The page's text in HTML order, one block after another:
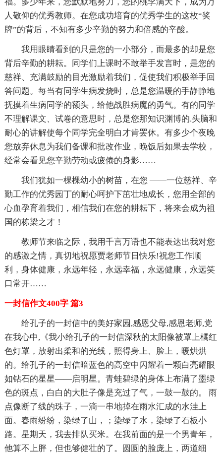
人敬仰的优秀教师。在您成功培育的优秀学生的这枚“奖
牌”的背后，不知有多少辛勤的努力和倍感的辛酸。
我用眼睛看到的只是您的一小部分，而最多的却是您
背后辛勤的耕耘。同学们上课时不敢举手发言时，是您的
慈祥、充满鼓励的目光激励着我们，促使我们积极举手回
答问题。每当有同学生病发烧时，总是您温暖的手静静地
抚摸着生病同学的额头，给他战胜病魔的勇气。有的同学
不理解课文、试卷的意思时，总是您那知识渊博的.头脑和
耐心的讲解使每个同学完全明白才肯罢休。有多少个夜晚
您放弃休息为我们备课和批改作业，晚饭后如果去学校，
经常会看见您辛勤劳动或疲倦的身影……
我们犹如一棵棵幼小的树苗，在您 ——一位慈祥、辛
勤工作的优秀园丁的耐心呵护下茁壮地成长，您用全部的
心血孕育着我们，相信我们在您的耕耘下，将来会成为祖
国的栋梁之才！
教师节来临之际，我用千言万语也不能表达出我对您
的感激之情，真切地祝愿贾老师节日快乐!祝您工作顺
利，身体健康，永远年轻，永远幸福，永远健康，永远笑
口常开……
一封信作文400字 篇3
给孔子的一封信中的美好家园,感恩父母,感恩老师,党
在我心中,《我小给孔子的一封信深秋的太阳像被罩上橘红
色灯罩，放射出柔和的光线，照得身上、脸上，暖烘烘
的。给孔子的一封信暗蓝色的高空中闪耀着一颗白亮耀眼
如钻石的星星——启明星。青蛙碧绿的身体上布满了墨绿
色的斑点，白白的大肚子像是充过了气，一鼓一鼓的。 雨
点像断了线的珠子，一滴一串地掉在雨水汇成的水洼上
面。春雨纷纷，染绿了山，；染绿了水，染绿了石板小
路。星期天，我去排队买米。在我前面的是一个男青年，
他算不上胖，但也够健壮的了。圆圆的脸庞上，两道细